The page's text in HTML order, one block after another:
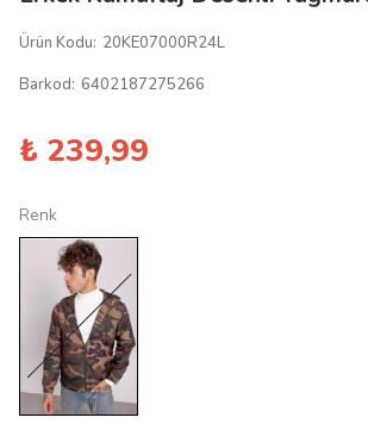
Ürün Kodu: 20KE07000R24L
Barkod: 6402187275266
₺ 239,99
Renk